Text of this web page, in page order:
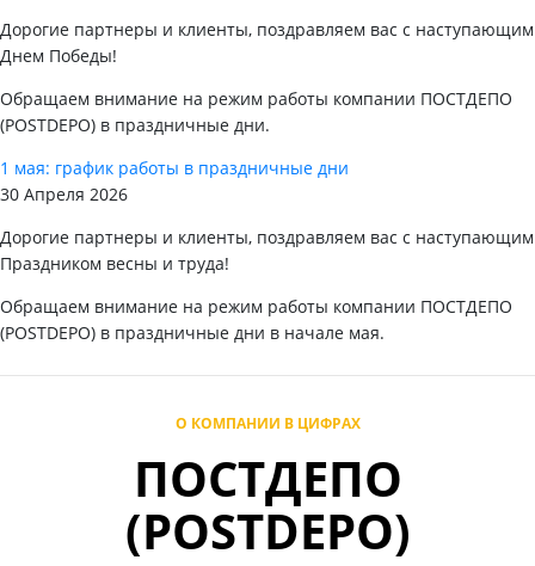
Дорогие партнеры и клиенты, поздравляем вас с наступающим
Днем Победы!
Обращаем внимание на режим работы компании ПОСТДЕПО
(POSTDEPO) в праздничные дни.
1 мая: график работы в праздничные дни
30 Апреля 2026
Дорогие партнеры и клиенты, поздравляем вас с наступающим
Праздником весны и труда!
Обращаем внимание на режим работы компании ПОСТДЕПО
(POSTDEPO) в праздничные дни в начале мая.
О КОМПАНИИ В ЦИФРАХ
ПОСТДЕПО
(POSTDEPO)